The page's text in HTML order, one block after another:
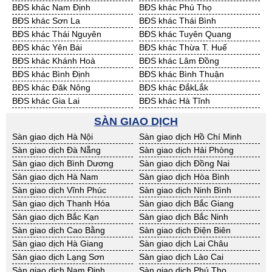
Cần Thuê Hưng Yên
Cần Thuê Quảng Ninh
BĐS khác Nam Định
BĐS khác Phú Thọ
BĐS khác Sơn La
BĐS khác Thái Bình
BĐS khác Thái Nguyên
BĐS khác Tuyên Quang
BĐS khác Yên Bái
BĐS khác Thừa T. Huế
BĐS khác Khánh Hoà
BĐS khác Lâm Đồng
BĐS khác Bình Định
BĐS khác Bình Thuận
BĐS khác Đăk Nông
BĐS khác ĐắkLắk
BĐS khác Gia Lai
BĐS khác Hà Tĩnh
BĐS khác Ninh Thuận
BĐS khác Phú Yên
BĐS khác Quảng Bình
BĐS khác Quảng Nam
BĐS khác Quảng Ngãi
BĐS khác Bà Rịa - VT
BĐS khác Cần Thơ
BĐS khác An Giang
BĐS khác Bạc Liêu
BĐS khác Bến Tre
BĐS khác Bình Phước
BĐS khác Cà Mau
BĐS khác Đồng Tháp
BĐS khác Hậu Giang
BĐS khác Kiên Giang
BĐS khác Long An
BĐS khác Sóc Trăng
BĐS khác Tây Ninh
BĐS khác Tiền Giang
BĐS khác Trà Vinh
BĐS khác Vĩnh Long
BĐS khác Hải Dương
SÀN GIAO DỊCH
Sàn giao dịch Hà Nội
Sàn giao dịch Hồ Chí Minh
Sàn giao dịch Đà Nẵng
Sàn giao dịch Hải Phòng
Sàn giao dịch Bình Dương
Sàn giao dịch Đồng Nai
Sàn giao dịch Hà Nam
Sàn giao dịch Hòa Bình
Sàn giao dịch Vĩnh Phúc
Sàn giao dịch Ninh Bình
Sàn giao dịch Thanh Hóa
Sàn giao dịch Bắc Giang
Sàn giao dịch Bắc Kạn
Sàn giao dịch Bắc Ninh
Sàn giao dịch Cao Bằng
Sàn giao dịch Điện Biên
Sàn giao dịch Hà Giang
Sàn giao dịch Lai Châu
Sàn giao dịch Lạng Sơn
Sàn giao dịch Lào Cai